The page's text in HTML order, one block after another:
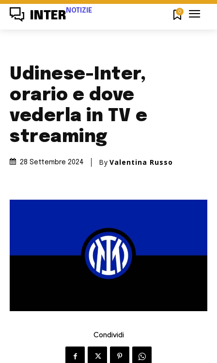
INTER NOTIZIE 0
Udinese-Inter,
orario e dove
vederla in TV e
streaming
28 Settembre 2024 By Valentina Russo
Condividi